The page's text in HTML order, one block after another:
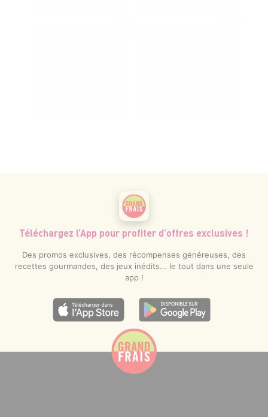
Téléchargez l’App pour profiter d’offres exclusives !
Des promos exclusives, des récompenses généreuses, des
recettes gourmandes, des jeux inédits... le tout dans une seule
app !